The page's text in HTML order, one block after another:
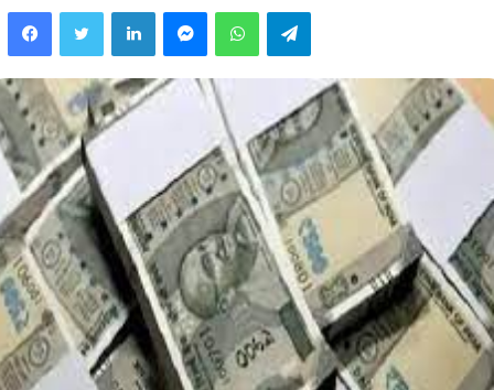
FacebookTwitter LinkedInMessengerWhatsAppTelegram